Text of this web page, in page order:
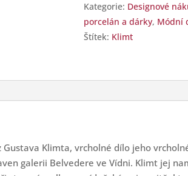
rameno
Klimt
množství
Kategorie: Designové
porcelán a dárky, Módní
Štítek: Klimt
Klimta, vrcholné dílo jeho
galerii Belvedere ve Vídni. Klimt jej